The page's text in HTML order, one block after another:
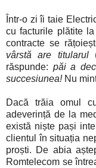
Într-o zi îi taie
cu facturile plătite
contracte se
vârstă are titularul
răspunde: păi a
succesiunea!Nu
Dacă trăia omul
adeverință de la
există niște pași
clientul în situația
proști. De abia
Romtelecom se